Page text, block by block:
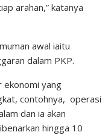
arahan,” katanya
awal iaitu
dalam PKP.
ekonomi yang
contohnya, operasi
dan ia akan
hingga 10